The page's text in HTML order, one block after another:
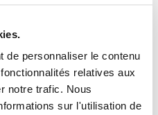
de personnaliser le contenu
relatives aux
notre trafic. Nous
sur l'utilisation de